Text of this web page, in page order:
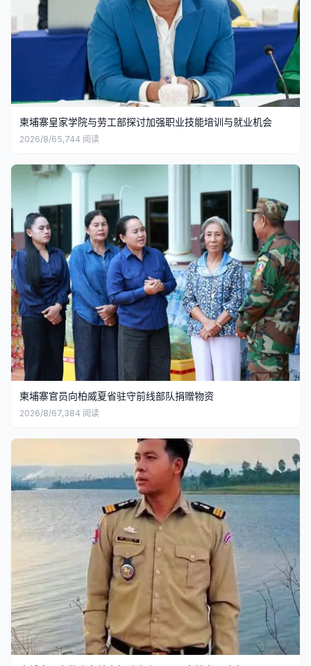
柬埔寨皇家学院与劳工部探讨加强职业技能培训与就业机会
2026/8/65,744 阅读
柬埔寨官员向柏威夏省驻守前线部队捐赠物资
2026/8/67,384 阅读